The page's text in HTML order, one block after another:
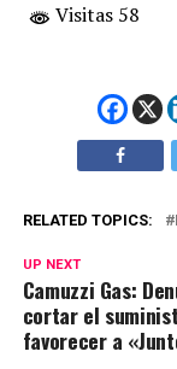
Visitas 58
RELATED TOPICS:
UP NEXT
Camuzzi Gas:
cortar el
favorecer a